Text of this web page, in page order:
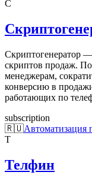
С
Скриптогенератор
скриптов продаж.
менеджерам,
конверсию в
работающих по
subscription
🇷🇺Автоматизация
Т
Телфин